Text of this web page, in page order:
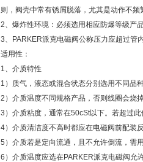
则，阀壳中常有锈屑脱落，尤其是动作不频
2、爆炸性环境：必须选用相应防爆等级产
3、PARKER派克电磁阀公称压力应超过管
适用性：
1、介质特性
1）质气，液态或混合状态分别选用不同品
2）介质温度不同规格产品，否则线圈会烧
3）介质粘度，通常在50cSt以下。若超过
4）介质清洁度不高时都应在电磁阀前配装
5）介质若是定向流通，且不允许倒流，需
6）介质温度应选在PARKER派克电磁阀允